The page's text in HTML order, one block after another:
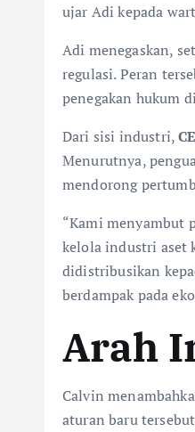
ujar Adi kepada
Adi menegaskan,
regulasi. Peran
penegakan hukum
Dari sisi industri,
Menurutnya,
mendorong
“Kami menyambut
kelola industri aset
didistribusikan
berdampak pada
Arah
Calvin
aturan baru